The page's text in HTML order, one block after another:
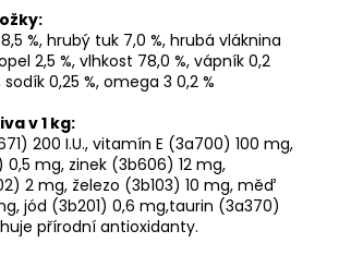
%, hrubý tuk 7,0 %, hrubá vláknina
2,5 %, vlhkost 78,0 %, vápník 0,2
sodík 0,25 %, omega 3 0,2 %
v 1 kg:
200 I.U., vitamín E (3a700) 100 mg,
mg, zinek (3b606) 12 mg,
2 mg, železo (3b103) 10 mg, měď
jód (3b201) 0,6 mg,taurin (3a370)
přírodní antioxidanty.